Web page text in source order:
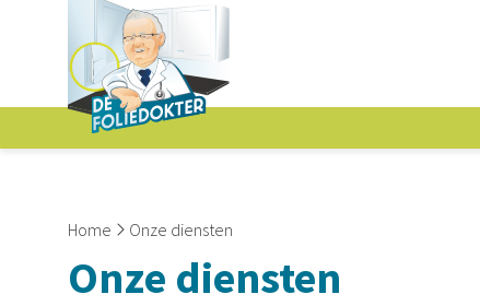
Home Onze diensten
Onze diensten